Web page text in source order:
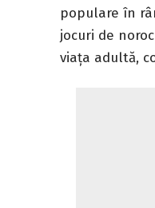
populare în
jocuri de
viața adultă,